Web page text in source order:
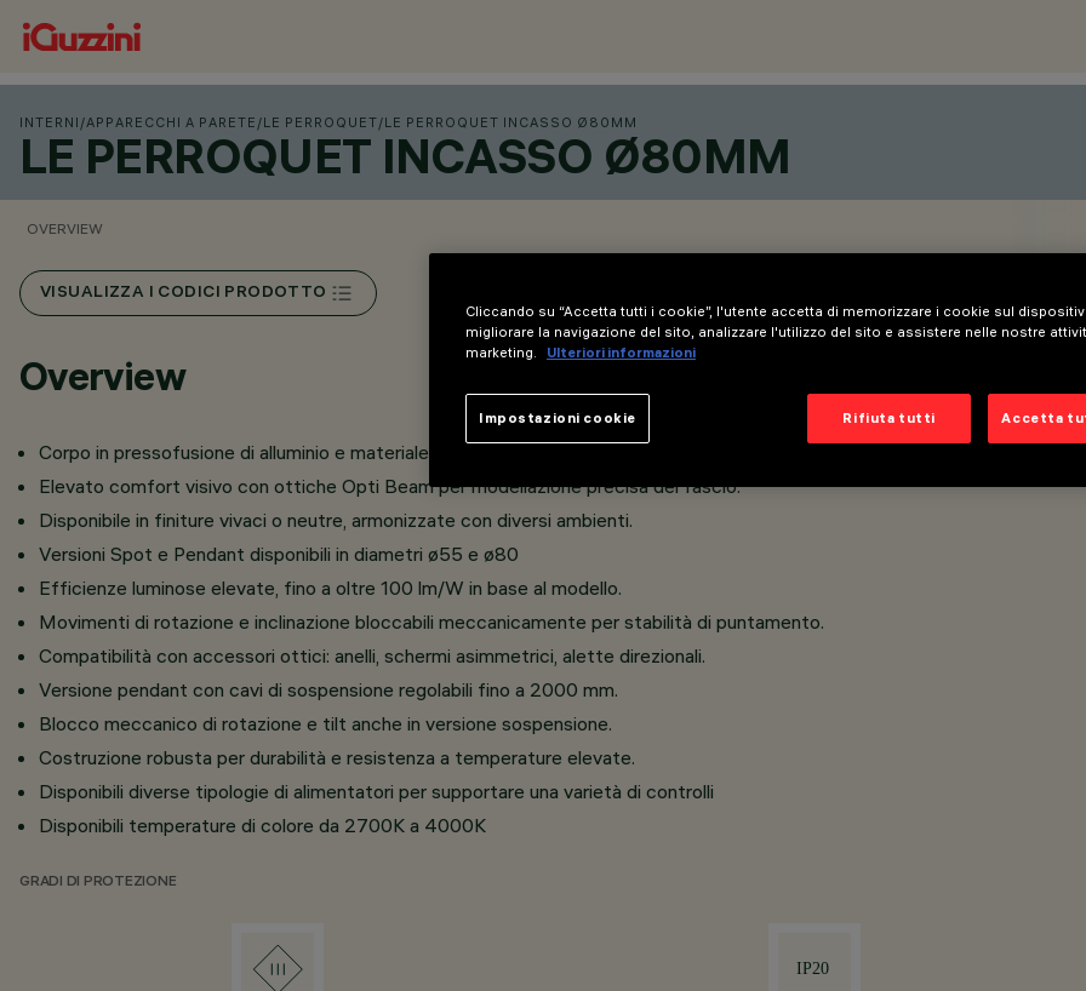
INTERNI /APPARECCHI A PARETE /LE PERROQUET/LE PERROQUET INCASSO Ø80MM
LE PERROQUET INCASSO Ø80MM
OVERVIEW
VISUALIZZA I CODICI PRODOTTO
Overview
Corpo in pressofusione di alluminio e materiale termoplastico ad alta resistenza.
Elevato comfort visivo con ottiche Opti Beam per modellazione precisa del fascio.
Disponibile in finiture vivaci o neutre, armonizzate con diversi ambienti.
Versioni Spot e Pendant disponibili in diametri ø55 e ø80
Efficienze luminose elevate, fino a oltre 100 lm/W in base al modello.
Movimenti di rotazione e inclinazione bloccabili meccanicamente per stabilità di puntamento.
Compatibilità con accessori ottici: anelli, schermi asimmetrici, alette direzionali.
Versione pendant con cavi di sospensione regolabili fino a 2000 mm.
Blocco meccanico di rotazione e tilt anche in versione sospensione.
Costruzione robusta per durabilità e resistenza a temperature elevate.
Disponibili diverse tipologie di alimentatori per supportare una varietà di controlli
Disponibili temperature di colore da 2700K a 4000K
GRADI DI PROTEZIONE
Cliccando su “Accetta tutti i cookie”, l'utente accetta di memorizzare i cookie sul
migliorare la navigazione del sito, analizzare l'utilizzo del sito e assistere nelle nostre
marketing.
Ulteriori informazioni
Rifiuta tutti Accetta
Impostazioni cookie